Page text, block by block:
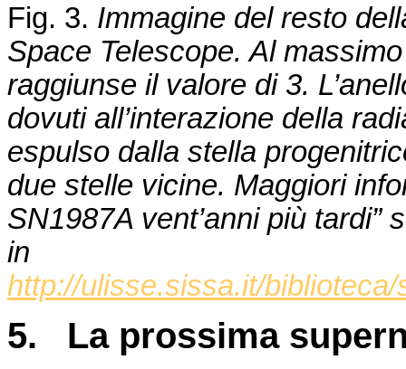
Fig. 3. Immagine del resto
Space Telescope. Al
raggiunse il valore di 3.
dovuti all’interazione della
espulso dalla stella
due stelle vicine. Maggiori
SN1987A vent’anni più
in
http://ulisse.sissa.it/
5. La prossima